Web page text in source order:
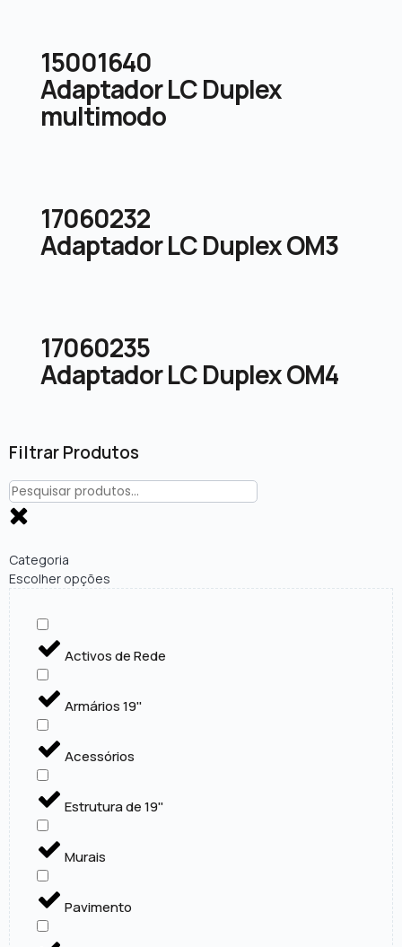
Filtrar Produtos
Categoria
Escolher opções
Activos de Rede
Armários 19''
Acessórios
Estrutura de 19''
Murais
Pavimento
15001640
Adaptador LC Duplex
multimodo
17060232
Adaptador LC Duplex OM3
17060235
Adaptador LC Duplex OM4